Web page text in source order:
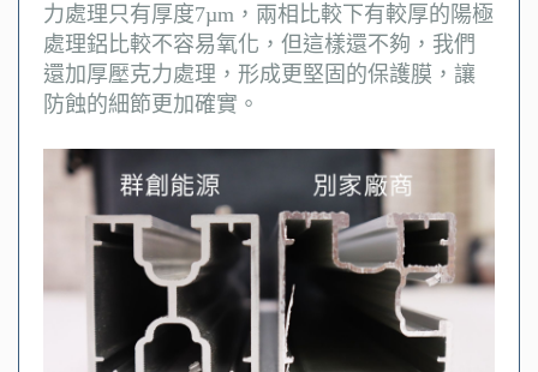
力處理只有厚度7µm，兩相比較下有較厚的陽極
處理鋁比較不容易氧化，但這樣還不夠，我們
還加厚壓克力處理，形成更堅固的保護膜，讓
防蝕的細節更加確實。